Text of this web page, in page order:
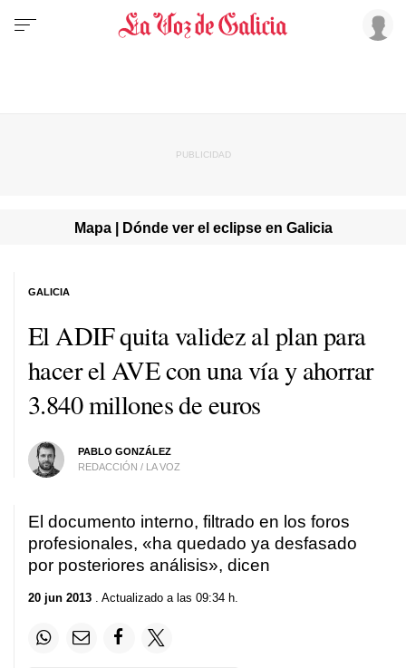
Mapa | Dónde ver el eclipse en Galicia
El ADIF quita validez al plan para
hacer el AVE con una vía y ahorrar
3.840 millones de euros
PABLO GONZÁLEZ
REDACCIÓN / LA VOZ
GALICIA
El documento interno, filtrado en los foros
profesionales, «ha quedado ya desfasado
por posteriores análisis», dicen
20 jun 2013 . Actualizado a las 09:34 h.